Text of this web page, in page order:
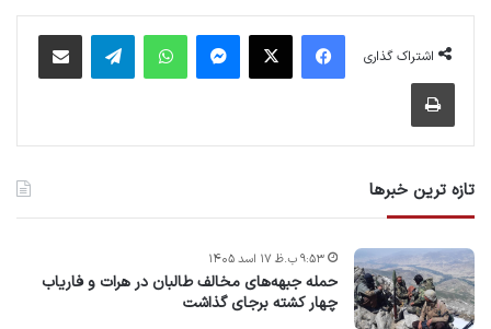
اشتراک گذاری
فیس بوک X پیام رسان واتس آپ تلگرام اشتراک گذاری از طریق ایمیل
چاپ
تازه ترین خبرها
حمله جبهه‌های مخالف طالبان در هرات و فاریاب
چهار کشته برجای گذاشت
۹:۵۳ ب.ظ ۱۷ اسد ۱۴۰۵